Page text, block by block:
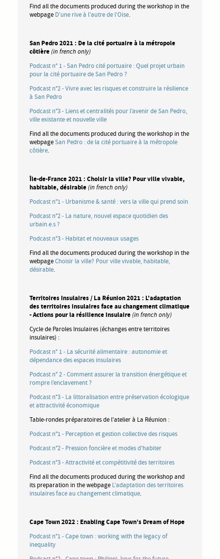
Find all the documents produced during the workshop in the
webpage D'une rive à l'autre de l'Oise.
San Pedro 2021 : De la cité portuaire à la métropole
côtière(in french only)
Podcast n° 1 - San Pedro cité portuaire : Quel projet urbain
pour la cité portuaire de San Pedro ?
Podcast n°2 - Vivre avec les risques et construire la résilience
à San Pedro
Podcast n°3 - Liens et centralités pour l’avenir de San Pedro,
ville existante et nouvelle ville
Find all the documents produced during the workshop in the
webpageSan Pedro : de la cité portuaire à la métropole
côtière.
Île-de-France 2021 : Choisir la ville? Pour ville vivable,
habitable, désirable(in french only)
Podcast n°1 - Urbanisme & santé : vers la ville qui prend soin
Podcast n°2 - La nature, nouvel espace quotidien des
urbain.e.s ?
Podcast n°3 - Habitat et nouveaux usages
Find all the documents produced during the workshop in the
webpageChoisir la ville? Pour ville vivable, habitable,
désirable.
Territoires Insulaires / La Réunion 2021 : L'adaptation
des territoires insulaires face au changement climatique
- Actions pour la résilience insulaire(in french only)
Cycle de Paroles Insulaires (échanges entre territoires
insulaires) :
Podcast n° 1 - La sécurité alimentaire : autonomie et
dépendance des espaces insulaires
Podcast n° 2 - Comment assurer la transition énergétique et
rompre l’enclavement ?
Podcast n°3 - La littoralisation entre préservation écologique
et attractivité économique
Table-rondes préparatoires de l'atelier à La Réunion :
Podcast n°1 - Perception et gestion collective des risques
Podcast n°2 - Pression foncière et modes d'habiter
Podcast n°3 - Attractivité et compétitivité des territoires
Find all the documents produced during the workshop and
its preparation in the webpage L'adaptation des territoires
insulaires face au changement climatique.
Cape Town 2022 : Enabling Cape Town’s Dream of Hope
Podcast n°1 - Cape town : working with the legacy of
inequality